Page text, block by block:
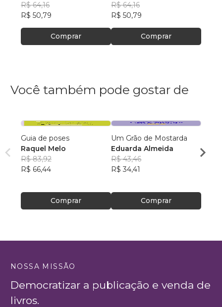
R$ 64,16
R$ 50,79
Comprar
R$ 64,16
R$ 50,79
Comprar
Você também pode gostar de
Guia de poses
Raquel Melo
R$ 83,92
R$ 66,44
Comprar
Um Grão de Mostarda
Eduarda Almeida
R$ 43,46
R$ 34,41
Comprar
Aulas
NOSSA MISSÃO
Democratizar a publicação e venda de
livros.